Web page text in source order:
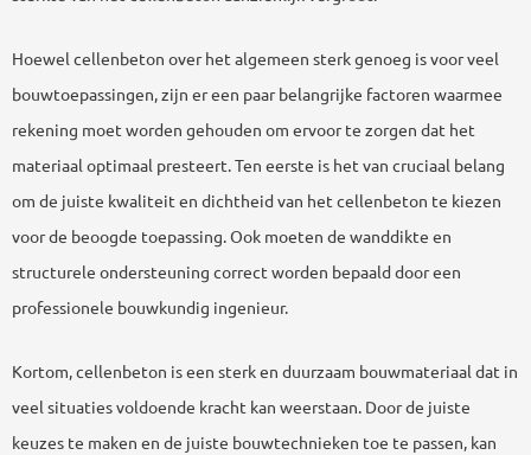
Hoewel cellenbeton over het algemeen sterk genoeg is voor veel
bouwtoepassingen, zijn er een paar belangrijke factoren waarmee
rekening moet worden gehouden om ervoor te zorgen dat het
materiaal optimaal presteert. Ten eerste is het van cruciaal belang
om de juiste kwaliteit en dichtheid van het cellenbeton te kiezen
voor de beoogde toepassing. Ook moeten de wanddikte en
structurele ondersteuning correct worden bepaald door een
professionele bouwkundig ingenieur.
Kortom, cellenbeton is een sterk en duurzaam bouwmateriaal dat in
veel situaties voldoende kracht kan weerstaan. Door de juiste
keuzes te maken en de juiste bouwtechnieken toe te passen, kan